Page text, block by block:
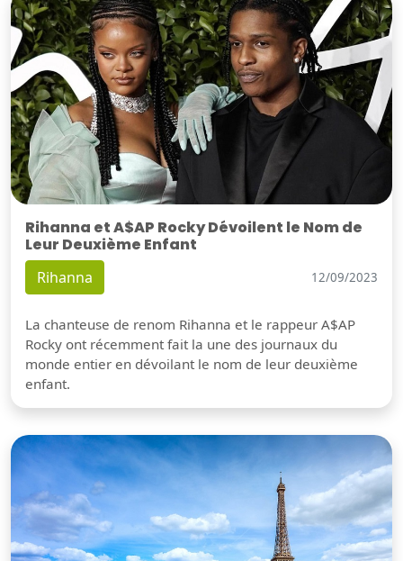
Rihanna et A$AP Rocky Dévoilent le Nom de
Leur Deuxième Enfant
Rihanna 12/09/2023
La chanteuse de renom Rihanna et le rappeur A$AP
Rocky ont récemment fait la une des journaux du
monde entier en dévoilant le nom de leur deuxième
enfant.